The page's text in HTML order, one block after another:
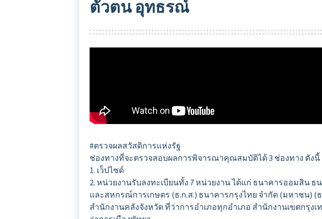
ตัวตน อุทธรณ์
#ตรวจผลสวัสดิการแห่งรัฐ
ช่องทางที่จะตรวจสอบผลการพิจารณาคุณสมบัติได้ 3 ช่องทาง ดังนี้
1. เว็ปไซด์
2. หน่วยงานรับลงทะเบียนทั้ง 7 หน่วยงาน ได้แก่ ธนาคารออมสิน ธ
และสหกรณ์การเกษตร (ธ.ก.ส.) ธนาคารกรุงไทย จำกัด (มหาชน) (
สำนักงานคลังจังหวัด ที่ว่าการอำเภอทุกอำเภอ สำนักงานเขตกรุง